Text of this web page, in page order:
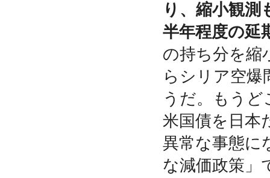
り、縮小観測
半年程度の延
の持ち分を縮
らシリア空爆
うだ。もう
米国債を日本
異常な事態に
な減価政策」